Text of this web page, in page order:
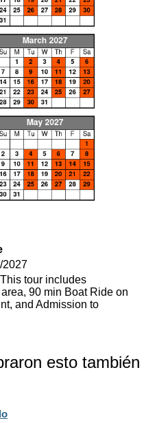
2027
tour includes
90 min Boat Ride on
and Admission to
esto también